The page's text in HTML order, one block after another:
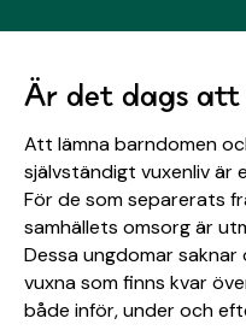
Är det dags att
Att lämna barndomen
självständigt vuxenliv är
För de som separerats
samhällets omsorg är
Dessa ungdomar
vuxna som finns kvar
både inför, under och